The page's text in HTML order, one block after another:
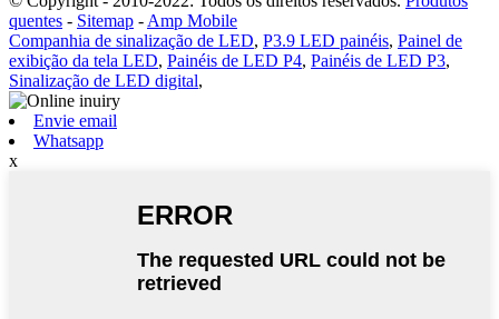
quentes - Sitemap -Amp Mobile
Companhia de sinalização de LED, P3.9 LED painéis, Painel de
exibição da tela LED, Painéis de LED P4, Painéis de LED P3,
Sinalização de LED digital,
Envie email
Whatsapp
x